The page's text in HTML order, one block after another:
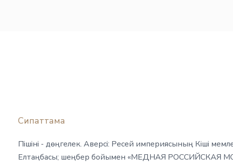
Сипаттама
Пішіні - дөңгелек. Аверсі: Ресей империясының Кіші
Елтаңбасы; шеңбер бойымен «МЕДНАЯ РОССИЙСКАЯ